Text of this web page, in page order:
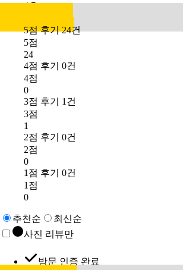
4.7
5점 후기 24건
5점
24
4점 후기 0건
4점
0
3점 후기 1건
3점
1
2점 후기 0건
2점
0
1점 후기 0건
1점
0
추천순
최신순
사진 리뷰만
방문 인증 완료